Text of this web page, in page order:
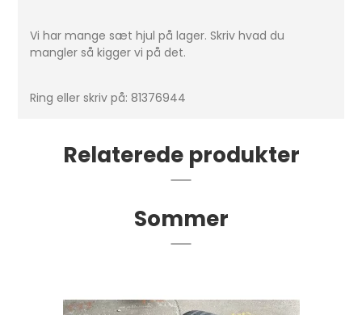
Vi har mange sæt hjul på lager. Skriv hvad du
mangler så kigger vi på det.
Ring eller skriv på: 81376944
Relaterede produkter
Sommer